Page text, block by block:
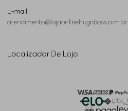
E-mail:
atendimento@lojaonlinehugoboss.com.br
Localizador De Loja